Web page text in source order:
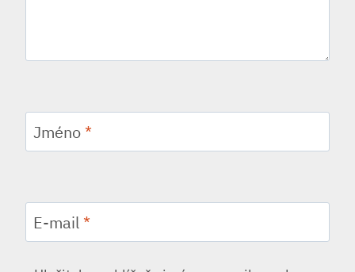
Jméno *
E-mail *